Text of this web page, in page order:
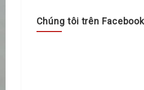
Chúng tôi trên Facebook